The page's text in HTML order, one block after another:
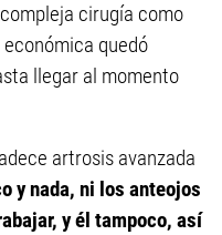
cirugía como
quedó
llegar al momento
artrosis avanzada
y nada, ni los anteojos
y él tampoco, así